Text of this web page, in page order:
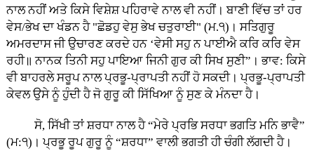
ਨਾਲ ਨਹੀਂ ਅਤੇ ਕਿਸੇ ਵਿਸ਼ੇਸ਼ ਪਹਿਰਾਵੇ ਨਾਲ ਵੀ ਨਹੀਂ। ਬਾਣੀ ਵਿੱਚ ਤਾਂ ਹਰ
ਵੇਸ/ਭੇਖ ਦਾ ਖੰਡਨ ਹੈ "ਛੋਡਹੁ ਵੇਸੁ ਭੇਖ ਚਤੁਰਾਈ" (ਮ.੧)। ਸਤਿਗੁਰੂ
ਅਮਰਦਾਸ ਜੀ ਉਚਾਰਣ ਕਰਦੇ ਹਨ ‘ਵੇਸੀ ਸਹੁ ਨ ਪਾਈਐ ਕਰਿ ਕਰਿ ਵੇਸ
ਰਹੀ॥ ਨਾਨਕ ਤਿਨੀ ਸਹੁ ਪਾਇਆ ਜਿਨੀ ਗੁਰ ਕੀ ਸਿਖ ਸੁਣੀ”। ਭਾਵ: ਕਿਸੇ
ਵੀ ਬਾਹਰਲੇ ਸਰੂਪ ਨਾਲ ਪ੍ਰਭੂ-ਪ੍ਰਾਪਤੀ ਨਹੀਂ ਹੋ ਸਕਦੀ। ਪ੍ਰਭੂ-ਪ੍ਰਾਪਤੀ
ਕੇਵਲ ਉਸੇ ਨੂੰ ਹੁੰਦੀ ਹੈ ਜੋ ਗੁਰੂ ਕੀ ਸਿੱਖਿਆ ਨੂੰ ਸੁਣ ਕੇ ਮੰਨਦਾ ਹੈ।
ਸੋ, ਸਿੱਖੀ ਤਾਂ ਸ਼ਰਧਾ ਨਾਲ ਹੈ “ਮੇਰੇ ਪ੍ਰਭਿ ਸਰਧਾ ਭਗਤਿ ਮਨਿ ਭਾਵੈ”
(ਮ:੧)। ਪ੍ਰਭੂ ਰੂਪ ਗੁਰੂ ਨੂੰ “ਸ਼ਰਧਾ” ਵਾਲੀ ਭਗਤੀ ਹੀ ਚੰਗੀ ਲੱਗਦੀ ਹੈ।